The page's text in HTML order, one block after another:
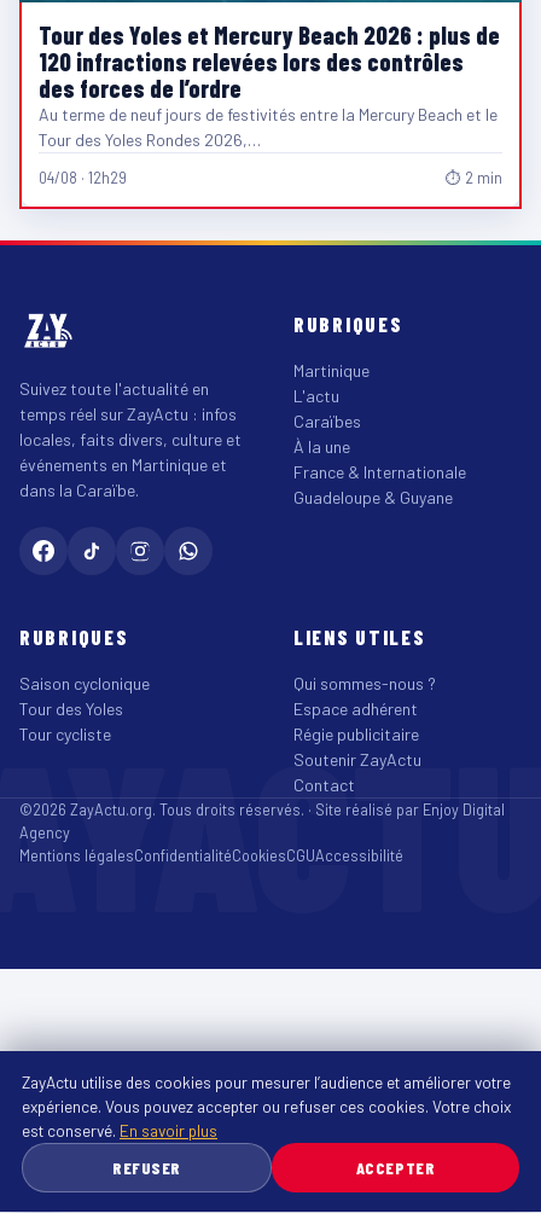
Tour des Yoles et Mercury Beach 2026 : plus de
120 infractions relevées lors des contrôles
des forces de l’ordre
Au terme de neuf jours de festivités entre la Mercury Beach et le
Tour des Yoles Rondes 2026,…
04/08 · 12h29 ⏱ 2 min
Suivez toute l'actualité en
temps réel sur ZayActu : infos
locales, faits divers, culture et
événements en Martinique et
dans la Caraïbe.
RUBRIQUES
Martinique
L'actu
Caraïbes
À la une
France & Internationale
Guadeloupe & Guyane
RUBRIQUES
Saison cyclonique
Tour des Yoles
Tour cycliste
LIENS UTILES
Qui sommes-nous ?
Espace adhérent
Régie publicitaire
Soutenir ZayActu
Contact
©2026 ZayActu.org. Tous droits réservés. · Site réalisé par Enjoy Digital
Agency
Mentions légalesConfidentialitéCookiesCGUAccessibilité
ZayActu utilise des cookies pour mesurer l’audience et améliorer votre
expérience. Vous pouvez accepter ou refuser ces cookies. Votre choix
est conservé. En savoir plus
REFUSER
ACCEPTER